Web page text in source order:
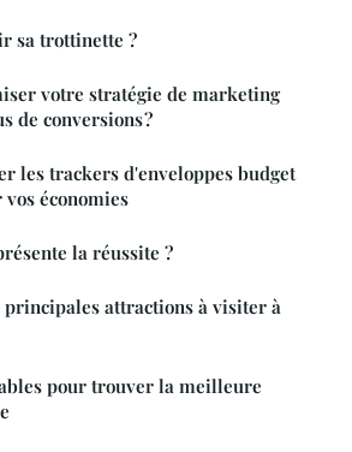
sa trottinette ?
votre stratégie de marketing
de conversions ?
les trackers d'enveloppes budget
économies
la réussite ?
principales attractions à visiter à
pour trouver la meilleure